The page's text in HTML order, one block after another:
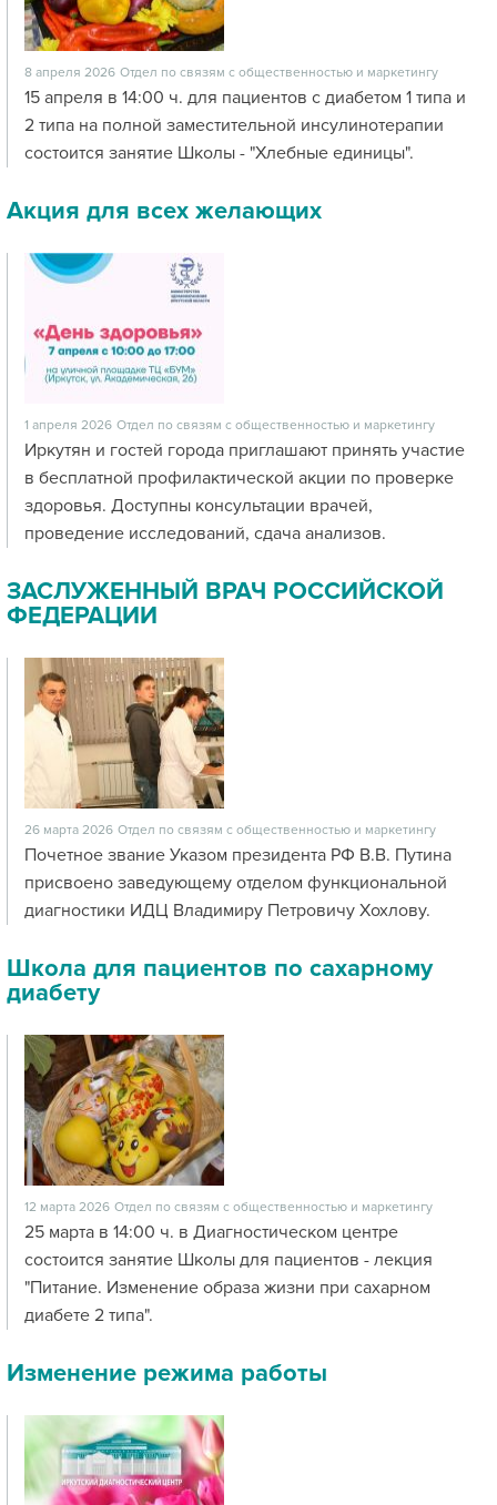
8 апреля 2026 Отдел по связям с общественностью и маркетингу
15 апреля в 14:00 ч. для пациентов с диабетом 1 типа и
2 типа на полной заместительной инсулинотерапии
состоится занятие Школы - "Хлебные единицы".
Акция для всех желающих
1 апреля 2026 Отдел по связям с общественностью и маркетингу
Иркутян и гостей города приглашают принять участие
в бесплатной профилактической акции по проверке
здоровья. Доступны консультации врачей,
проведение исследований, сдача анализов.
ЗАСЛУЖЕННЫЙ ВРАЧ РОССИЙСКОЙ
ФЕДЕРАЦИИ
26 марта 2026 Отдел по связям с общественностью и маркетингу
Почетное звание Указом президента РФ В.В. Путина
присвоено заведующему отделом функциональной
диагностики ИДЦ Владимиру Петровичу Хохлову.
Школа для пациентов по сахарному
диабету
12 марта 2026 Отдел по связям с общественностью и маркетингу
25 марта в 14:00 ч. в Диагностическом центре
состоится занятие Школы для пациентов - лекция
"Питание. Изменение образа жизни при сахарном
диабете 2 типа".
Изменение режима работы